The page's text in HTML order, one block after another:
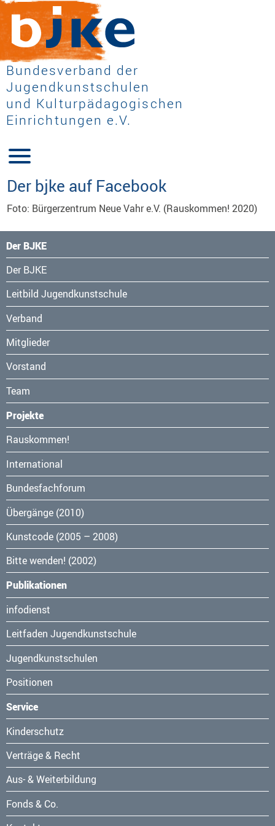
Bundesverband der
Jugendkunstschulen
und Kulturpädagogischen
Einrichtungen e.V.
Der bjke auf Facebook
Foto: Bürgerzentrum Neue Vahr e.V. (Rauskommen! 2020)
Der BJKE
Navigation
überspringen
Der BJKE
Leitbild Jugendkunstschule
Verband
Mitglieder
Vorstand
Team
Projekte
Navigation
überspringen
Rauskommen!
International
Bundesfachforum
Übergänge (2010)
Kunstcode (2005 – 2008)
Bitte wenden! (2002)
Publikationen
Navigation
überspringen
infodienst
Leitfaden Jugendkunstschule
Jugendkunstschulen
Positionen
Service
Navigation
überspringen
Kinderschutz
Verträge & Recht
Aus- & Weiterbildung
Fonds & Co.